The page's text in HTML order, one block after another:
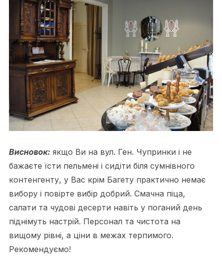
Висновок: якщо Ви на вул. Ген. Чупринки і не
бажаєте їсти пельмені і сидіти біля сумнівного
контенгенту, у Вас крім Багету практично немає
вибору і повірте вибір добрий. Смачна піца,
салати та чудові десерти навіть у поганий день
піднімуть настрій. Персонал та чистота на
вищому рівні, а ціни в межах терпимого.
Рекомендуємо!